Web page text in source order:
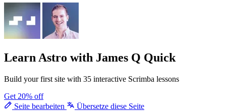
Learn Astro with James Q Quick
Build your first site with 35 interactive Scrimba lessons
Get 20% off
Seite bearbeiten
Übersetze diese Seite